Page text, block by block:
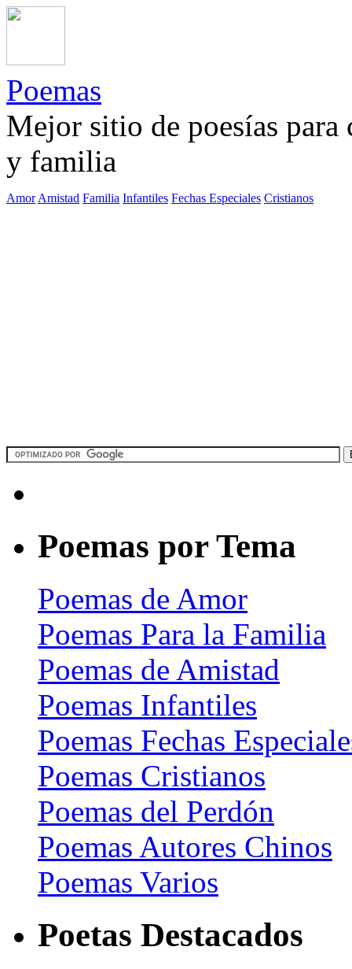
Poemas
Mejor sitio de poesías
y familia
Amor Amistad Familia Infantiles Fechas Especiales Cristianos
Poemas por Tema
Poemas de Amor
Poemas Para la Familia
Poemas de Amistad
Poemas Infantiles
Poemas Fechas
Poemas Cristianos
Poemas del Perdón
Poemas Autores Chinos
Poemas Varios
Poetas Destacados